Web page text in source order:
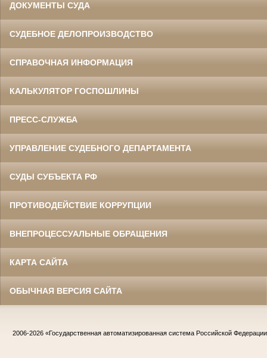
ДОКУМЕНТЫ СУДА
СУДЕБНОЕ ДЕЛОПРОИЗВОДСТВО
СПРАВОЧНАЯ ИНФОРМАЦИЯ
КАЛЬКУЛЯТОР ГОСПОШЛИНЫ
ПРЕСС-СЛУЖБА
УПРАВЛЕНИЕ СУДЕБНОГО ДЕПАРТАМЕНТА
СУДЫ СУБЪЕКТА РФ
ПРОТИВОДЕЙСТВИЕ КОРРУПЦИИ
ВНЕПРОЦЕССУАЛЬНЫЕ ОБРАЩЕНИЯ
КАРТА САЙТА
ОБЫЧНАЯ ВЕРСИЯ САЙТА
2006-2026 «Государственная автоматизированная система Российской